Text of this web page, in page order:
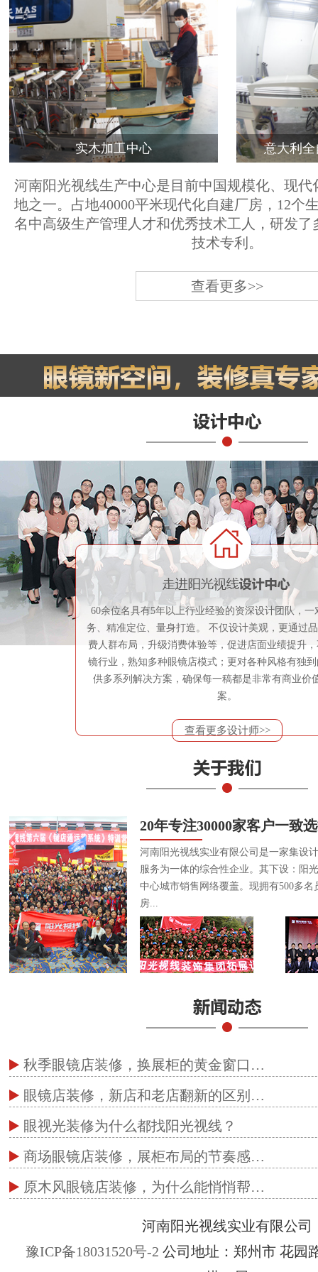
实木加工中心 意大利
河南阳光视线生产中心是目前中国规模化、现代
地之一。占地40000平米现代化自建厂房，12个
名中高级生产管理人才和优秀技术工人，研发了
技术专利。
查看更多>>
60余位名具有5年以上行业经验的资深设计团队，一
务、精准定位、量身打造。 不仅设计美观，更通过
费人群布局，升级消费体验等，促进店面业绩提升
镜行业，熟知多种眼镜店模式；更对各种风格有独
供多系列解决方案，确保每一稿都是非常有商业价
案。
查看更多设计师>>
20年专注30000家客户一致
河南阳光视线实业有限公司是一家集设
服务为一体的综合性企业。其下设：阳
中心城市销售网络覆盖。现拥有500多
房...
秋季眼镜店装修，换展柜的黄金窗口…
眼镜店装修，新店和老店翻新的区别…
眼视光装修为什么都找阳光视线？
商场眼镜店装修，展柜布局的节奏感…
原木风眼镜店装修，为什么能悄悄帮…
河南阳光视线实业有限公司
豫ICP备18031520号-2 公司地址：郑州市 花园